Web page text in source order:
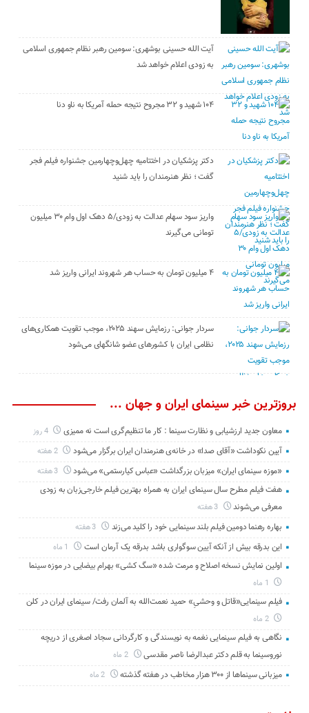
آیت الله حسینی بوشهری: سومین رهبر نظام جمهوری اسلامی
به زودی اعلام خواهد شد
۱۰۴ شهید و ۳۲ مجروح نتیجه حمله آمریکا به ناو دنا
دکتر پزشکیان در اختتامیه چهل‌وچهارمین جشنواره فیلم فجر
گفت ؛ نظر هنرمندان را باید شنید
واریز سود سهام عدالت به زودی/۵ دهک اول وام ۳۰ میلیون
تومانی می‌گیرند
۴ میلیون تومان به حساب هر شهروند ایرانی واریز شد
سردار جوانی: رزمایش سهند ۲۰۲۵، موجب تقویت همکاری‌های
نظامی ایران با کشور‌های عضو شانگهای می‌شود
بروزترین خبر سینمای ایران و جهان ...
معاون جدید ارزشیابی و نظارت سینما : کار ما تنظیم‌گری است نه ممیزی 4 روز
آیین نکوداشت «آقای صدا» در خانه‌ی هنرمندان ایران برگزار می‌شود 2 هفته
«موزه سینمای ایران» میزبان بزرگداشت «عباس کیارستمی» می‌شود 3 هفته
هفت فیلم مطرح سال سینمای ایران به همراه بهترین فیلم خارجی‌زبان به زودی
معرفی می‌شوند
3 هفته
بهاره رهنما دومین فیلم بلند سینمایی خود را کلید می‌زند
این بدرقه بیش از آنکه آیین سوگواری باشد بدرقه یک آرمان است
اولین نمایش نسخه اصلاح و مرمت شده «سگ کشی» بهرام بیضایی در موزه سینما
فیلم سینمایی«قاتل و وحشیِ» حمید نعمت‌الله به آلمان رفت/ سینمای ایران در کلن
2 ماه
نگاهی به فیلم سینمایی نغمه به نویسندگی و کارگردانی سجاد اصغری از دریچه
نوروسینما به قلم دکتر عبدالرضا ناصر مقدسی
2 ماه
میزبانی سینماها از ۳۰۰ هزار مخاطب در هفته گذشته 2 ماه